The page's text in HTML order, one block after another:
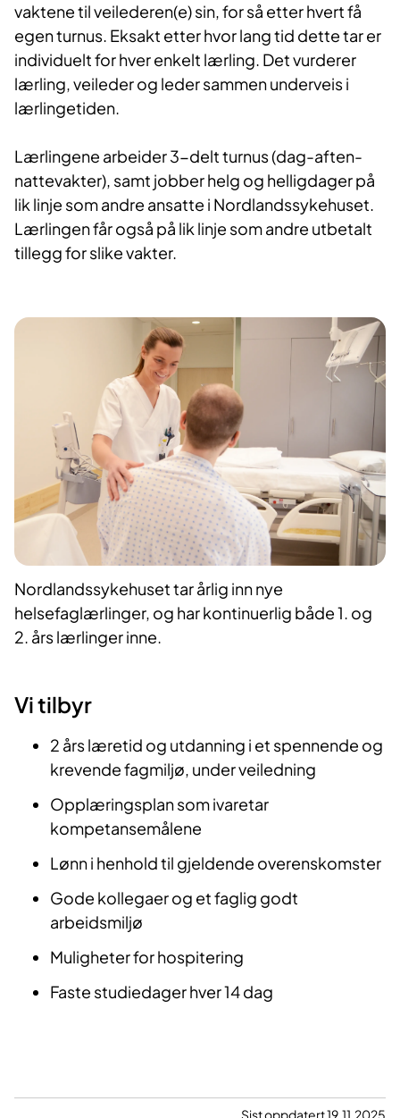
vaktene til veilederen(e) sin, for så etter hvert få
egen turnus. Eksakt etter hvor lang tid dette tar er
individuelt for hver enkelt lærling. Det vurderer
lærling, veileder og leder sammen underveis i
lærlingetiden.
Lærlingene arbeider 3-delt turnus (dag-aften-
nattevakter), samt jobber helg og helligdager på
lik linje som andre ansatte i Nordlandssykehuset.
Lærlingen får også på lik linje som andre utbetalt
tillegg for slike vakter.
Nordlandssykehuset tar årlig inn nye
helsefaglærlinger, og har kontinuerlig både 1. og
2. års lærlinger inne.
Vi tilb​yr
2 års læretid og utdanning i et spennende og
krevende fagmiljø, under veiledning
Opplæringsplan som ivaretar
kompetansemålene
Lønn i henhold til gjeldende overenskomster
Gode kollegaer og et faglig godt
arbeidsmiljø
Muligheter for hospitering
Faste studiedager hver 14 dag​
Sist oppdatert 19.11.2025